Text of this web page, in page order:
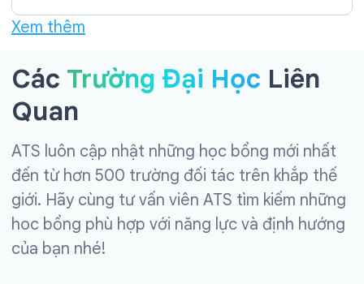
Xem thêm
Các Trường Đại Học Liên
Quan
ATS luôn cập nhật những học bổng mới nhất
đến từ hơn 500 trường đối tác trên khắp thế
giới. Hãy cùng tư vấn viên ATS tìm kiếm những
hoc bổng phù hợp với năng lực và định hướng
của bạn nhé!